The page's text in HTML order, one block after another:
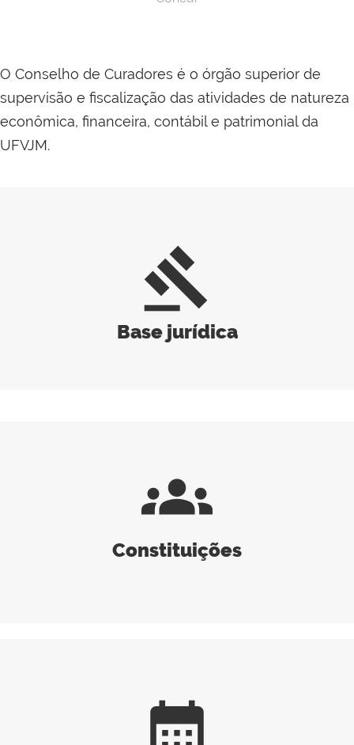
O Conselho de Curadores é o órgão superior de
supervisão e fiscalização das atividades de natureza
econômica, financeira, contábil e patrimonial da
UFVJM.
gavel
Base jurídica
groups
Constituições
calendar_month